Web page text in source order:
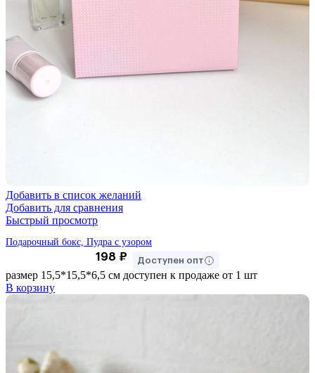
Добавить в список желаний
Добавить для сравнения
Быстрый просмотр
Подарочный бокс, Пудра с узором
198 ₽ Доступен опт
размер 15,5*15,5*6,5 см доступен к продаже от 1 шт
В корзину